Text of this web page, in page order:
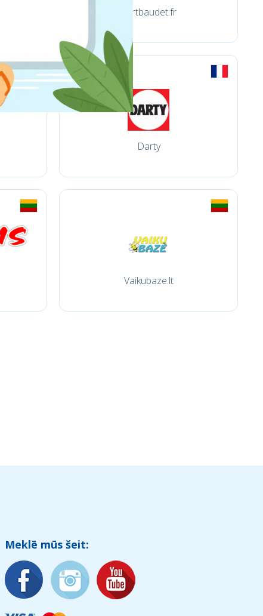
Vertbaudet.fr
Darty
Vaikubaze.lt
Meklē mūs šeit: